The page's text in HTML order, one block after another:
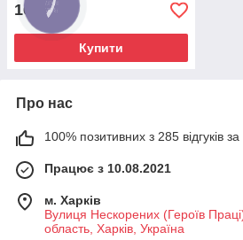
16 898
Купити
Про нас
100% позитивних з 285 відгуків за
Працює з 10.08.2021
м. Харків
Вулиця Нескорених (Героїв
область, Харків, Україна